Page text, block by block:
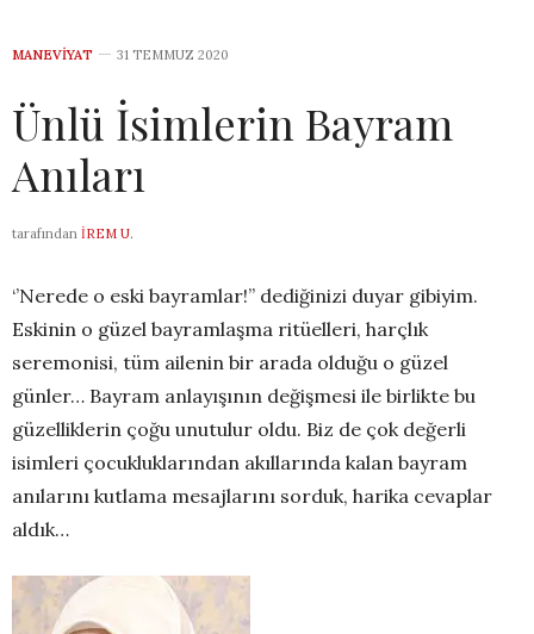
MANEVIYAT 31 TEMMUZ 2020
Ünlü İsimlerin Bayram
Anıları
tarafından İREM U.
‘’Nerede o eski bayramlar!’’ dediğinizi duyar gibiyim.
Eskinin o güzel bayramlaşma ritüelleri, harçlık
seremonisi, tüm ailenin bir arada olduğu o güzel
günler… Bayram anlayışının değişmesi ile birlikte bu
güzelliklerin çoğu unutulur oldu. Biz de çok değerli
isimleri çocukluklarından akıllarında kalan bayram
anılarını kutlama mesajlarını sorduk, harika cevaplar
aldık…